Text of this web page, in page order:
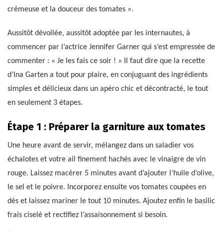
crémeuse et la douceur des tomates ».
Aussitôt dévoilée, aussitôt adoptée par les internautes, à
commencer par l’actrice Jennifer Garner qui s’est empressée de
commenter : « Je les fais ce soir ! » Il faut dire que la recette
d’Ina Garten a tout pour plaire, en conjuguant des ingrédients
simples et délicieux dans un apéro chic et décontracté, le tout
en seulement 3 étapes.
Étape 1 : Préparer la garniture aux tomates
Une heure avant de servir, mélangez dans un saladier vos
échalotes et votre ail finement hachés avec le vinaigre de vin
rouge. Laissez macérer 5 minutes avant d’ajouter l’huile d’olive,
le sel et le poivre. Incorporez ensuite vos tomates coupées en
dés et laissez mariner le tout 10 minutes. Ajoutez enfin le basilic
frais ciselé et rectifiez l’assaisonnement si besoin.